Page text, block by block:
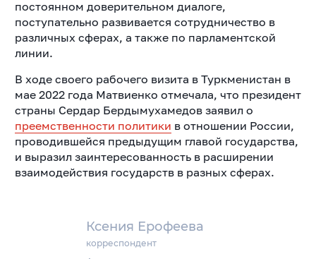
Ксения Ерофеева
корреспондент
постоянном доверительном диалоге,
поступательно развивается сотрудничество в
различных сферах, а также по парламентской
линии.
В ходе своего рабочего визита в Туркменистан в
мае 2022 года Матвиенко отмечала, что президент
страны Сердар Бердымухамедов заявил о
преемственности политики в отношении России,
проводившейся предыдущим главой государства,
и выразил заинтересованность в расширении
взаимодействия государств в разных сферах.